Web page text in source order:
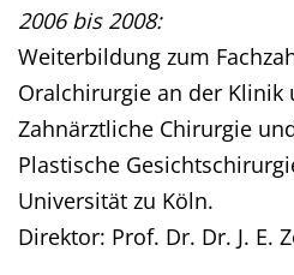
2006 bis 2008:
Weiterbildung zum
Oralchirurgie an der
Zahnärztliche Chirurgie
Plastische
Universität zu Köln.
Direktor: Prof. Dr. Dr. J. E.